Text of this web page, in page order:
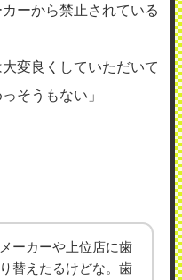
ーから禁止されている
変良くしていただいて
そうもない」
ーカーや上位店に歯
替えたるけどな。歯